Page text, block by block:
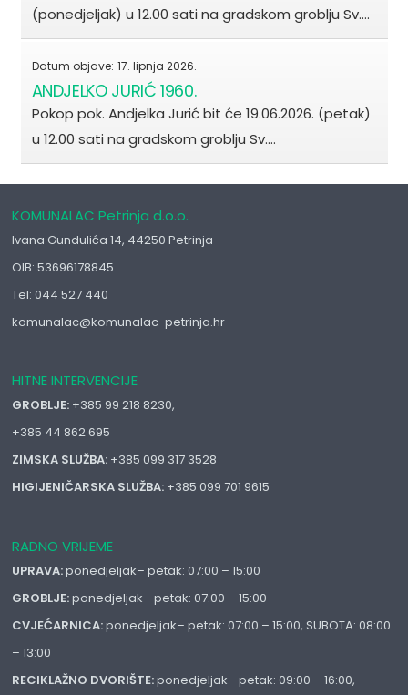
(ponedjeljak) u 12.00 sati na gradskom groblju Sv.…
Datum objave: 17. lipnja 2026.
ANDJELKO JURIĆ 1960.
Pokop pok. Andjelka Jurić bit će 19.06.2026. (petak)
u 12.00 sati na gradskom groblju Sv.…
KOMUNALAC Petrinja d.o.o.
Ivana Gundulića 14, 44250 Petrinja
OIB: 53696178845
Tel: 044 527 440
komunalac@komunalac-petrinja.hr
HITNE INTERVENCIJE
GROBLJE: +385 99 218 8230,
+385 44 862 695
ZIMSKA SLUŽBA: +385 099 317 3528
HIGIJENIČARSKA SLUŽBA: +385 099 701 9615
RADNO VRIJEME
UPRAVA:ponedjeljak– petak: 07:00 – 15:00
GROBLJE:ponedjeljak– petak: 07:00 – 15:00
CVJEĆARNICA:ponedjeljak– petak: 07:00 – 15:00, SUBOTA: 08:00
– 13:00
RECIKLAŽNO DVORIŠTE:ponedjeljak– petak: 09:00 – 16:00,